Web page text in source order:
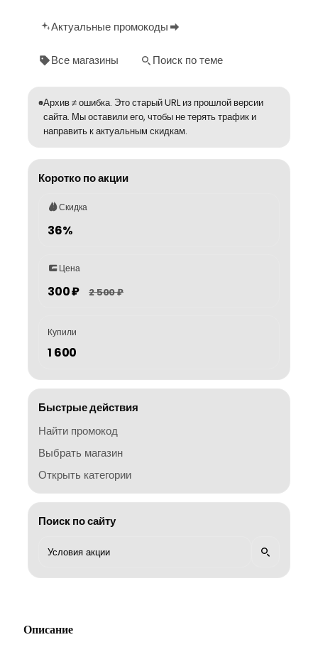
Актуальные промокоды
Все магазины Поиск по теме
Архив ≠ ошибка. Это старый URL из прошлой версии
сайта. Мы оставили его, чтобы не терять трафик и
направить к актуальным скидкам.
Коротко по акции
Скидка
36%
Цена
300 ₽ 2 500 ₽
Купили
1 600
Быстрые действия
Найти промокод
Выбрать магазин
Открыть категории
Поиск по сайту
Описание